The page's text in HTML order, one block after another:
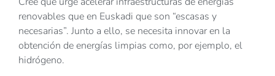
renovables que en Euskadi que son “escasas y
necesarias”. Junto a ello, se necesita innovar en la
obtención de energías limpias como, por ejemplo, el
hidrógeno.